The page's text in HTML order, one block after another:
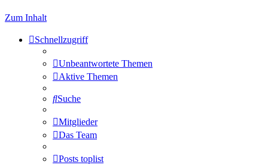
Zum Inhalt
Schnellzugriff
Unbeantwortete Themen
Aktive Themen
Suche
Mitglieder
Das Team
Posts toplist